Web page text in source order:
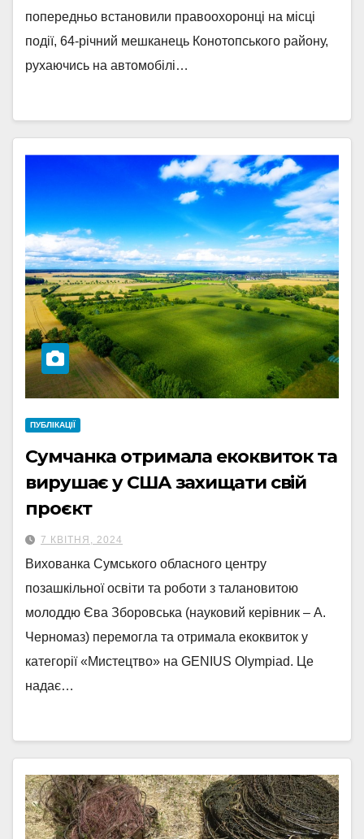
попередньо встановили правоохоронці на місці
події, 64-річний мешканець Конотопського району,
рухаючись на автомобілі…
ПУБЛІКАЦІЇ
Сумчанка отримала екоквиток та
вирушає у США захищати свій
проєкт
7 КВІТНЯ, 2024
Вихованка Сумського обласного центру
позашкільної освіти та роботи з талановитою
молоддю Єва Зборовська (науковий керівник – А.
Черномаз) перемогла та отримала екоквиток у
категорії «Мистецтво» на GENIUS Olympiad. Це
надає…